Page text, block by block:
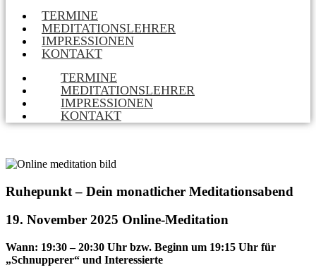
TERMINE
MEDITATIONSLEHRER
IMPRESSIONEN
KONTAKT
TERMINE
MEDITATIONSLEHRER
IMPRESSIONEN
KONTAKT
Ruhepunkt – Dein monatlicher Meditationsabend
19. November 2025 Online-Meditation
Wann: 19:30 – 20:30 Uhr bzw. Beginn um 19:15 Uhr für
„Schnupperer“ und Interessierte